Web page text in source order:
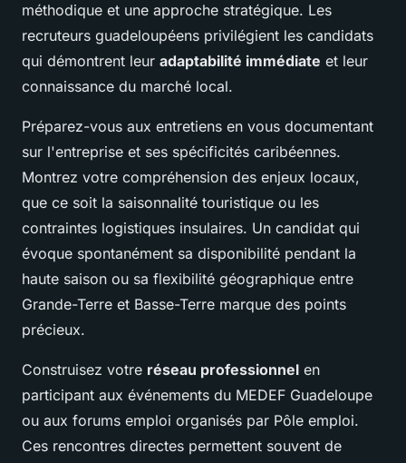
méthodique et une approche stratégique. Les
recruteurs guadeloupéens privilégient les candidats
qui démontrent leur adaptabilité immédiate et leur
connaissance du marché local.
Préparez-vous aux entretiens en vous documentant
sur l'entreprise et ses spécificités caribéennes.
Montrez votre compréhension des enjeux locaux,
que ce soit la saisonnalité touristique ou les
contraintes logistiques insulaires. Un candidat qui
évoque spontanément sa disponibilité pendant la
haute saison ou sa flexibilité géographique entre
Grande-Terre et Basse-Terre marque des points
précieux.
Construisez votre réseau professionnel en
participant aux événements du MEDEF Guadeloupe
ou aux forums emploi organisés par Pôle emploi.
Ces rencontres directes permettent souvent de